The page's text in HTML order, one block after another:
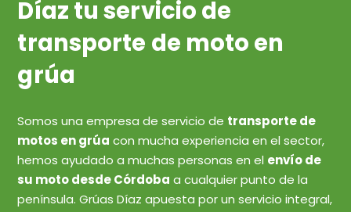
Díaz tu servicio de
transporte de moto en
grúa
Somos una empresa de servicio de transporte de
motos en grúa con mucha experiencia en el sector,
hemos ayudado a muchas personas en el envío de
su moto desde Córdoba a cualquier punto de la
península. Grúas Díaz apuesta por un servicio integral,